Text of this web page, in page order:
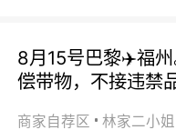
8月15号巴黎✈️福
偿带物，不接违禁
商家自荐区 林家二小姐